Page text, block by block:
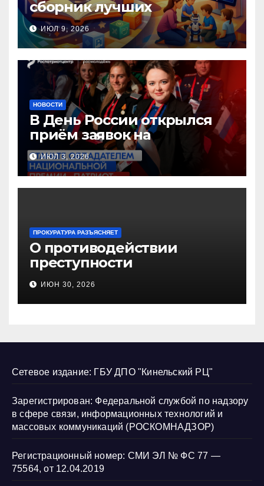
сборник лучших
инновационных практик
педагогов дошкольного
образования!
ИЮЛ 9, 2026
НОВОСТИ
В День России открылся
приём заявок на
Национальную премию
«Патриот»
ИЮЛ 3, 2026
ПРОКУРАТУРА РАЗЪЯСНЯЕТ
О противодействии
преступности
несовершеннолетних и
нарушению их прав
ИЮН 30, 2026
Сетевое издание: ГБУ ДПО "Кинельский РЦ"
Зарегистрирован: Федеральной службой по надзору
в сфере связи, информационных технологий и
массовых коммуникаций (РОСКОМНАДЗОР)
Регистрационный номер: СМИ ЭЛ № ФС 77 —
75564, от 12.04.2019